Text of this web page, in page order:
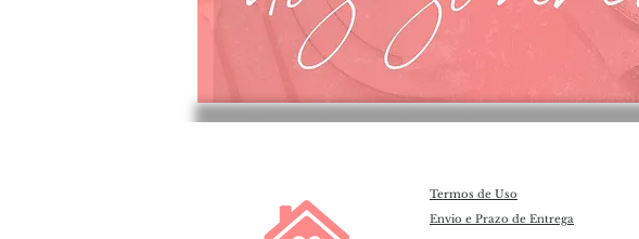
Termos de Uso
Envio e Prazo de Entrega